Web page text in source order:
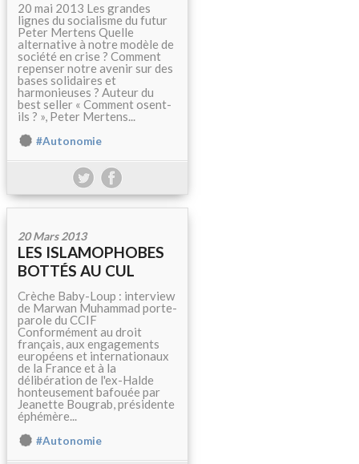
20 mai 2013 Les grandes
lignes du socialisme du futur
Peter Mertens Quelle
alternative à notre modèle de
société en crise ? Comment
repenser notre avenir sur des
bases solidaires et
harmonieuses ? Auteur du
best seller « Comment osent-
ils ? », Peter Mertens...
#Autonomie
20 Mars 2013
LES ISLAMOPHOBES
BOTTÉS AU CUL
Crèche Baby-Loup : interview
de Marwan Muhammad porte-
parole du CCIF
Conformément au droit
français, aux engagements
européens et internationaux
de la France et à la
délibération de l'ex-Halde
honteusement bafouée par
Jeanette Bougrab, présidente
éphémère...
#Autonomie